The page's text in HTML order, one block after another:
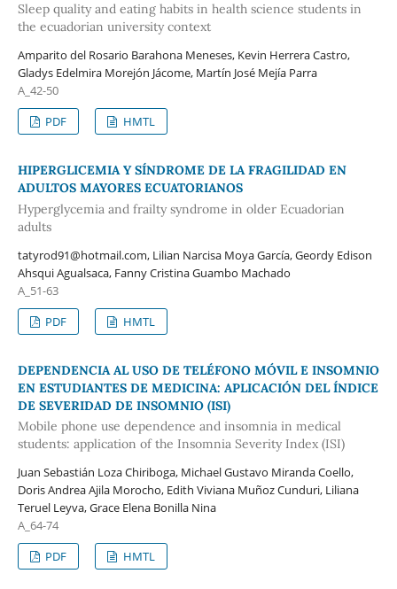
Sleep quality and eating habits in health science students in
the ecuadorian university context
Amparito del Rosario Barahona Meneses, Kevin Herrera Castro,
Gladys Edelmira Morejón Jácome, Martín José Mejía Parra
A_42-50
PDF
HMTL
HIPERGLICEMIA Y SÍNDROME DE LA FRAGILIDAD EN
ADULTOS MAYORES ECUATORIANOS
Hyperglycemia and frailty syndrome in older Ecuadorian
adults
tatyrod91@hotmail.com, Lilian Narcisa Moya García, Geordy Edison
Ahsqui Agualsaca, Fanny Cristina Guambo Machado
A_51-63
PDF
HMTL
DEPENDENCIA AL USO DE TELÉFONO MÓVIL E INSOMNIO
EN ESTUDIANTES DE MEDICINA: APLICACIÓN DEL ÍNDICE
DE SEVERIDAD DE INSOMNIO (ISI)
Mobile phone use dependence and insomnia in medical
students: application of the Insomnia Severity Index (ISI)
Juan Sebastián Loza Chiriboga, Michael Gustavo Miranda Coello,
Doris Andrea Ajila Morocho, Edith Viviana Muñoz Cunduri, Liliana
Teruel Leyva, Grace Elena Bonilla Nina
A_64-74
PDF
HMTL